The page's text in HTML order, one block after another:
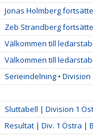
Jonas Holmberg
Zeb Strandberg
Välkommen till
Välkommen till
Serieindelning • Division
Sluttabell | Division 1
Resultat | Div. 1 Östra |